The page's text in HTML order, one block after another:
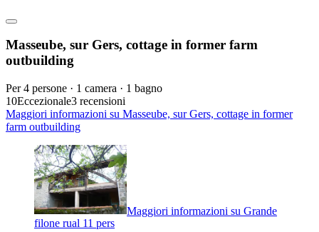
Masseube, sur Gers, cottage in former farm
outbuilding
Per 4 persone · 1 camera · 1 bagno
10Eccezionale3 recensioni
Maggiori informazioni su Masseube, sur Gers, cottage in former
farm outbuilding
Maggiori informazioni su Grande
filone rual 11 pers